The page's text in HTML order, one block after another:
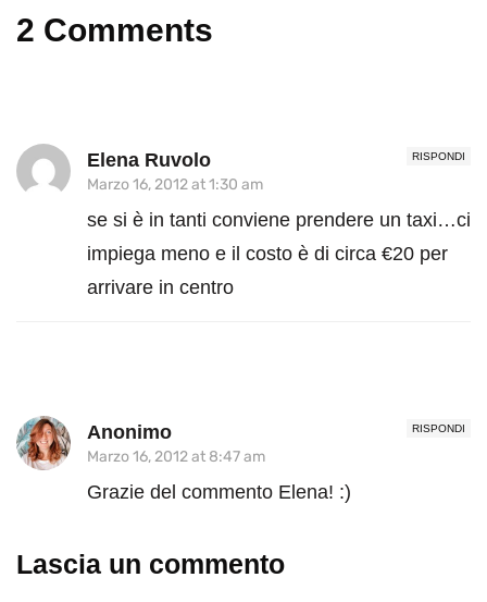
2 Comments
RISPONDI
Elena Ruvolo
Marzo 16, 2012 at 1:30 am
se si è in tanti conviene prendere un taxi…ci
impiega meno e il costo è di circa €20 per
arrivare in centro
RISPONDI
Anonimo
Marzo 16, 2012 at 8:47 am
Grazie del commento Elena! :)
Lascia un commento